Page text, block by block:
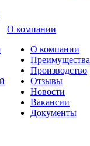
О компании
О компании
Преимущества
Производство
Отзывы
Новости
Вакансии
Документы